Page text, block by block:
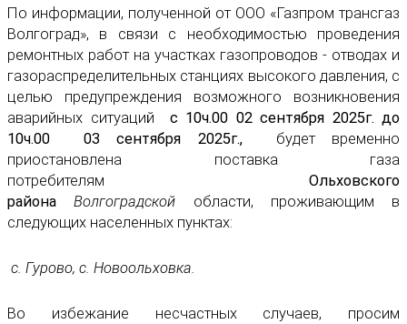
По информации, полученной от ООО «Газпром трансгаз
Волгоград», в связи с необходимостью проведения
ремонтных работ на участках газопроводов - отводах и
газораспределительных станциях высокого давления, с
целью предупреждения возможного возникновения
аварийных ситуаций с 10ч.00 02 сентября 2025г. до
10ч.00 03 сентября 2025г.,будет временно
приостановлена поставка газа
потребителям Ольховского
района
Волгоградской области, проживающим в
следующих населенных пунктах:
с. Гурово, с. Новоольховка.
Во избежание несчастных случаев, просим